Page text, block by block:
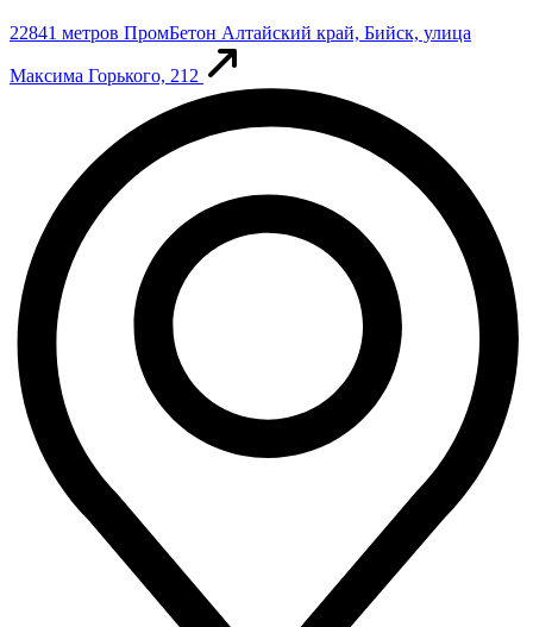
22841 метров ПромБетон Алтайский край, Бийск, улица
Максима Горького, 212